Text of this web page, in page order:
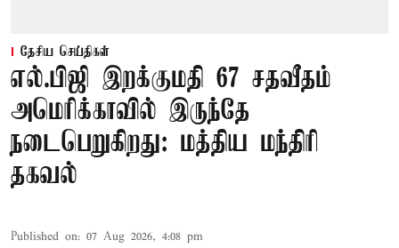
தேசிய செய்திகள்
எல்.பிஜி இறக்குமதி 67 சதவீதம்
அமெரிக்காவில் இருந்தே
நடைபெறுகிறது: மத்திய மந்திரி
தகவல்
Published on: 07 Aug 2026, 4:08 pm